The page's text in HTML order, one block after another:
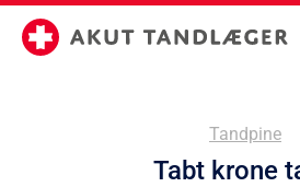
Tandpine
Tabt krone